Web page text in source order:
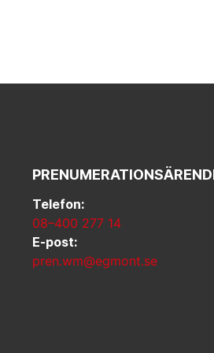
Telefon:
08–400 277 14
E-post:
pren.wm@egmont.se